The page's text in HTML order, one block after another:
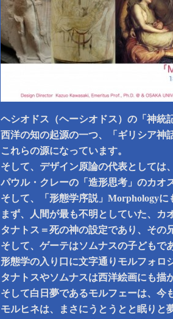
ヘシオドス（ヘーシオドス）の「神統
西洋の知の起源の一つ、「ギリシア神
これらの源になっています。
そして、デザイン原論の代表としては、
パウル・クレーの「造形思考」のカオ
そして、「形態学序説」Morphologyに
まず、人間が最も不明としていた、カ
タナトス＝死の神の設定であり、その
そして、ゲーテはソムナスの子どもで
形態学の入り口に文字通りモルフォロ
タナトスやソムナスは西洋絵画にも描
そして白日夢であるモルフェーは、今
モルヒネは、まさにうとうとと眠りと